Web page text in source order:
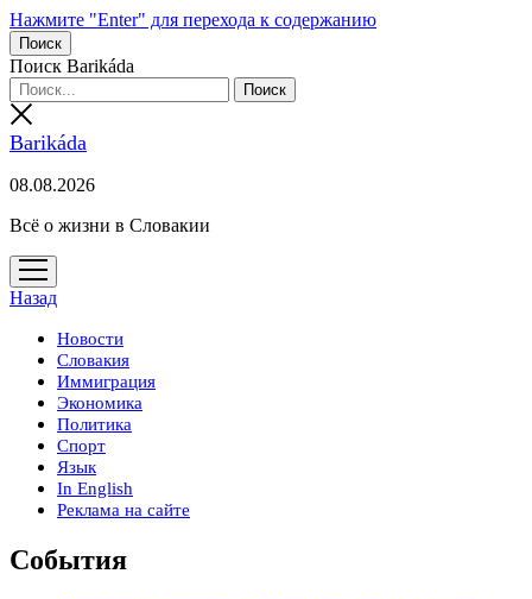
Нажмите "Enter" для перехода к содержанию
Поиск
Поиск Barikáda
Barikáda
08.08.2026
Всё о жизни в Словакии
открыть
меню
Назад
Новости
Словакия
Иммиграция
Экономика
Политика
Спорт
Язык
In English
Реклама на сайте
События